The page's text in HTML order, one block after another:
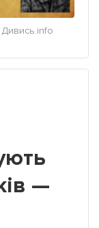
Дивись.info
—